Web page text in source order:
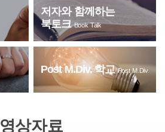
저자와 함께하는
북토크 Book Talk
Post M.Div. 학교 Post M.Div.
영상자료